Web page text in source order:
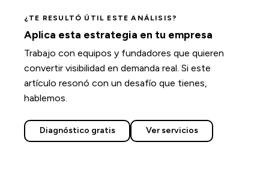
¿TE RESULTÓ ÚTIL ESTE ANÁLISIS?
Aplica esta estrategia en tu empresa
Trabajo con equipos y fundadores que quieren
convertir visibilidad en demanda real. Si este
artículo resonó con un desafío que tienes,
hablemos.
Diagnóstico gratis Ver servicios